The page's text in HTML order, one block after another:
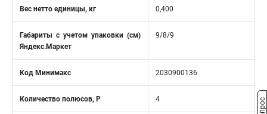
Вес нетто единицы, кг 0,400
Габариты с учетом упаковки (см)
Яндекс.Маркет
9/8/9
Код Минимакс 2030900136
Количество полюсов, Р 4